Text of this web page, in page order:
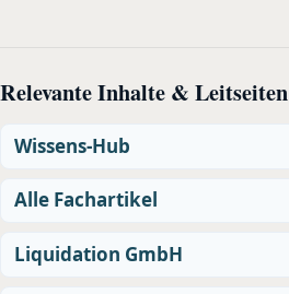
Relevante Inhalte & Leitseiten
Wissens-Hub
Alle Fachartikel
Liquidation GmbH